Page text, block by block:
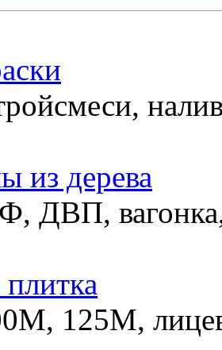
из дерева
ДВП,
125М,